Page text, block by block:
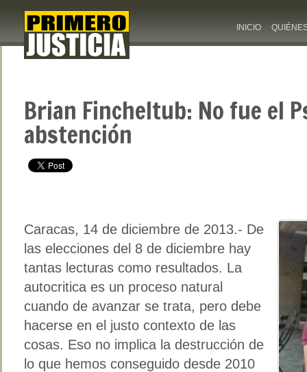
INICIO
Brian Fincheltub: No fue el
abstención
Caracas, 14 de diciembre de 2013.- De
las elecciones del 8 de diciembre hay
tantas lecturas como resultados. La
autocritica es un proceso natural
cuando de avanzar se trata, pero debe
hacerse en el justo contexto de las
cosas. Eso no implica la destrucción de
lo que hemos conseguido desde 2010